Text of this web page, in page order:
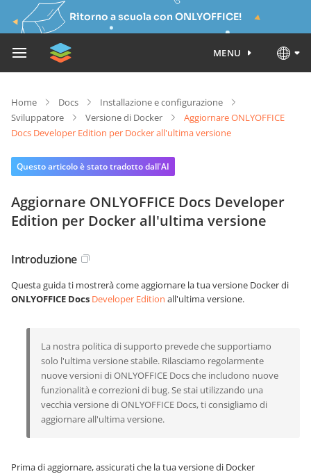
Ritorno a scuola con ONLYOFFICE!
MENU
Home Docs
Installazione e configurazione
Sviluppatore
Versione di Docker
Aggiornare ONLYOFFICE
Docs Developer Edition per Docker all'ultima versione
Questo articolo è stato tradotto dall'AI
Aggiornare ONLYOFFICE Docs Developer
Edition per Docker all'ultima versione
Introduzione
Questa guida ti mostrerà come aggiornare la tua versione Docker di
ONLYOFFICE Docs Developer Edition all'ultima versione.
La nostra politica di supporto prevede che supportiamo
solo l'ultima versione stabile. Rilasciamo regolarmente
nuove versioni di ONLYOFFICE Docs che includono nuove
funzionalità e correzioni di bug. Se stai utilizzando una
vecchia versione di ONLYOFFICE Docs, ti consigliamo di
aggiornare all'ultima versione.
Prima di aggiornare, assicurati che la tua versione di Docker